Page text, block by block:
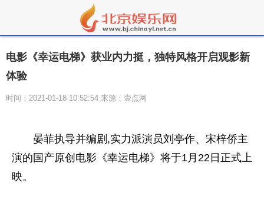
电影《幸运电梯》获业内力挺，独特风格开启观影新
体验
时间：2021-01-18 10:52:54 来源：壹点网
晏菲执导并编剧,实力派演员刘亭作、宋梓侨主
演的国产原创电影《幸运电梯》将于1月22日正式上
映。